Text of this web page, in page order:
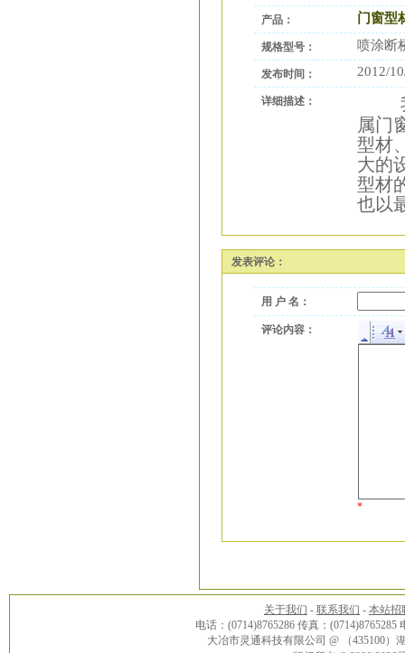
产品： 门窗型
规格型号： 喷涂断
发布时间： 2012/
详细描述：
属门
型材
大的
型材
也以
发表评论：
用 户 名：
评论内容：
*
关于我们 - 联系我们 - 本站招
电话：(0714)8765286 传真：(0714)8765285
大冶市灵通科技有限公司 @ （435100